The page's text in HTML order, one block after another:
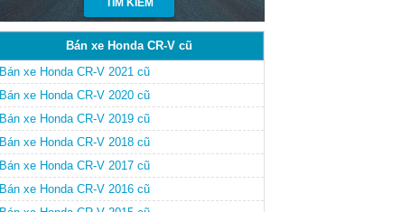
Bán xe Honda CR-V cũ
Bán xe Honda CR-V 2021 cũ
Bán xe Honda CR-V 2020 cũ
Bán xe Honda CR-V 2019 cũ
Bán xe Honda CR-V 2018 cũ
Bán xe Honda CR-V 2017 cũ
Bán xe Honda CR-V 2016 cũ